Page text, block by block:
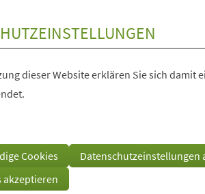
dieser Website erklären Sie sich damit
Cookies
Datenschutzeinstellungen
akzeptieren